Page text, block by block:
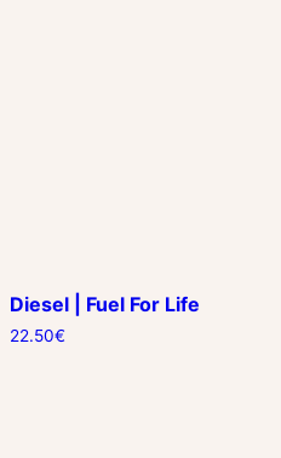
Diesel | Fuel For Life
22.50€